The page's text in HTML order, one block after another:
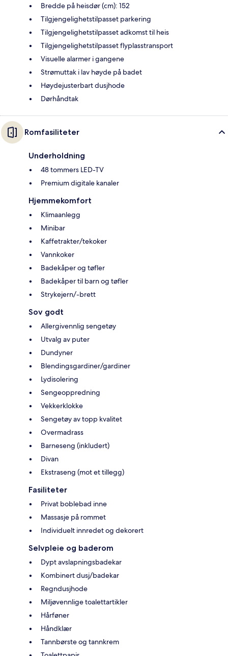
Bredde på heisdør (cm): 152
Tilgjengelighetstilpasset parkering
Tilgjengelighetstilpasset adkomst til heis
Tilgjengelighetstilpasset flyplasstransport
Visuelle alarmer i gangene
Strømuttak i lav høyde på badet
Høydejusterbart dusjhode
Dørhåndtak
Romfasiliteter
Underholdning
48 tommers LED-TV
Premium digitale kanaler
Hjemmekomfort
Klimaanlegg
Minibar
Kaffetrakter/tekoker
Vannkoker
Badekåper og tøfler
Badekåper til barn og tøfler
Strykejern/-brett
Sov godt
Allergivennlig sengetøy
Utvalg av puter
Dundyner
Blendingsgardiner/gardiner
Lydisolering
Sengeoppredning
Vekkerklokke
Sengetøy av topp kvalitet
Overmadrass
Barneseng (inkludert)
Divan
Ekstraseng (mot et tillegg)
Fasiliteter
Privat boblebad inne
Massasje på rommet
Individuelt innredet og dekorert
Selvpleie og baderom
Dypt avslapningsbadekar
Kombinert dusj/badekar
Regndusjhode
Miljøvennlige toalettartikler
Hårføner
Håndklær
Tannbørste og tannkrem